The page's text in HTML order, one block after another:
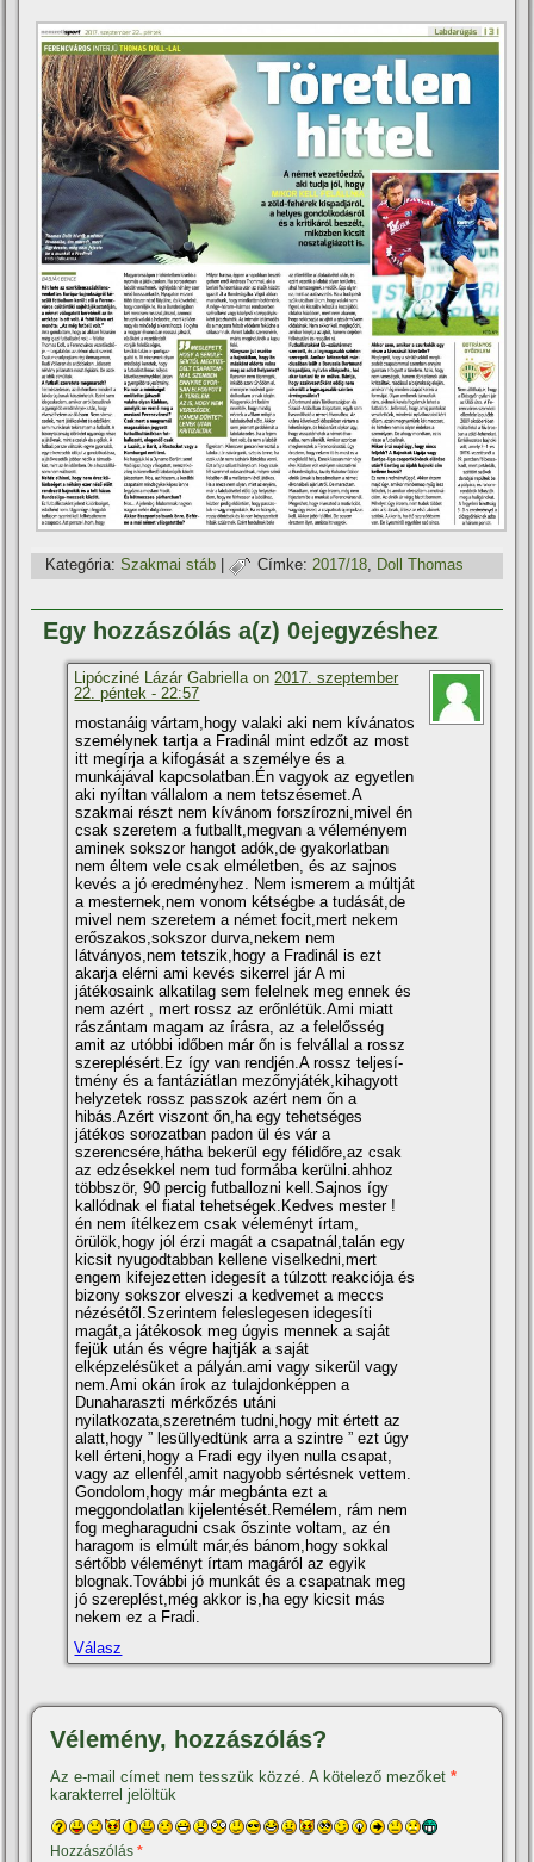
Kategória: Szakmai stáb | Címke: 2017/18, Doll Thomas
Egy hozzászólás a(z) 0ejegyzéshez
Lipócziné Lázár Gabriella on 2017. szeptember
22. péntek - 22:57
mostanáig vártam,hogy valaki aki nem kí­vánatos
személynek tartja a Fradinál mint edzőt az most
itt megí­rja a kifogását a személye és a
munkájával kapcsolatban.Én vagyok az egyetlen
aki nyí­ltan vállalom a nem tetszésemet.A
szakmai részt nem kí­vánom forszí­rozni,mivel én
csak szeretem a futballt,megvan a véleményem
aminek sokszor hangot adók,de gyakorlatban
nem éltem vele csak elméletben, és az sajnos
kevés a jó eredményhez. Nem ismerem a múltját
a mesternek,nem vonom kétségbe a tudását,de
mivel nem szeretem a német focit,mert nekem
erőszakos,sokszor durva,nekem nem
látványos,nem tetszik,hogy a Fradinál is ezt
akarja elérni ami kevés sikerrel jár A mi
játékosaink alkatilag sem felelnek meg ennek és
nem azért , mert rossz az erőnlétük.Ami miatt
rászántam magam az í­rásra, az a felelősség
amit az utóbbi időben már őn is felvállal a rossz
szereplésért.Ez í­gy van rendjén.A rossz teljesí­
tmény és a fantáziátlan mezőnyjáték,kihagyott
helyzetek rossz passzok azért nem őn a
hibás.Azért viszont őn,ha egy tehetséges
játékos sorozatban padon ül és vár a
szerencsére,hátha bekerül egy félidőre,az csak
az edzésekkel nem tud formába kerülni.ahhoz
többször, 90 percig futballozni kell.Sajnos í­gy
kallódnak el fiatal tehetségek.Kedves mester !
én nem í­télkezem csak véleményt í­rtam,
örülök,hogy jól érzi magát a csapatnál,talán egy
kicsit nyugodtabban kellene viselkedni,mert
engem kifejezetten idegesí­t a túlzott reakciója és
bizony sokszor elveszi a kedvemet a meccs
nézésétől.Szerintem feleslegesen idegesí­ti
magát,a játékosok meg úgyis mennek a saját
fejük után és végre hajtják a saját
elképzelésüket a pályán.ami vagy sikerül vagy
nem.Ami okán í­rok az tulajdonképpen a
Dunaharaszti mérkőzés utáni
nyilatkozata,szeretném tudni,hogy mit értett az
alatt,hogy ” lesüllyedtünk arra a szintre ” ezt úgy
kell érteni,hogy a Fradi egy ilyen nulla csapat,
vagy az ellenfél,amit nagyobb sértésnek vettem.
Gondolom,hogy már megbánta ezt a
meggondolatlan kijelentését.Remélem, rám nem
fog megharagudni csak őszinte voltam, az én
haragom is elmúlt már,és bánom,hogy sokkal
sértőbb véleményt í­rtam magáról az egyik
blognak.További jó munkát és a csapatnak meg
jó szereplést,még akkor is,ha egy kicsit más
nekem ez a Fradi.
Válasz
Vélemény, hozzászólás?
Az e-mail címet nem tesszük közzé. A kötelező mezőket*
karakterrel jelöltük
Hozzászólás*